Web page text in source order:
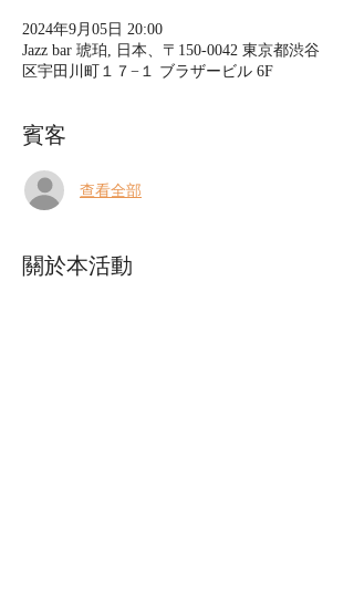
2024年9月05日 20:00
Jazz bar 琥珀, 日本、〒150-0042 東京都渋谷
区宇田川町１７−１ ブラザービル 6F
賓客
查看全部
關於本活動